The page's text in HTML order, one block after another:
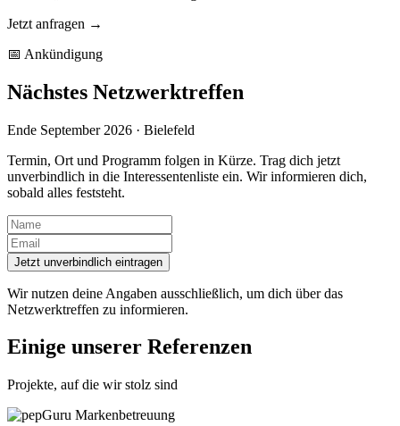
Jetzt anfragen →
📅 Ankündigung
Nächstes Netzwerktreffen
Ende September 2026 · Bielefeld
Termin, Ort und Programm folgen in Kürze. Trag dich jetzt
unverbindlich in die Interessentenliste ein. Wir informieren dich,
sobald alles feststeht.
Jetzt unverbindlich eintragen
Wir nutzen deine Angaben ausschließlich, um dich über das
Netzwerktreffen zu informieren.
Einige unserer Referenzen
Projekte, auf die wir stolz sind